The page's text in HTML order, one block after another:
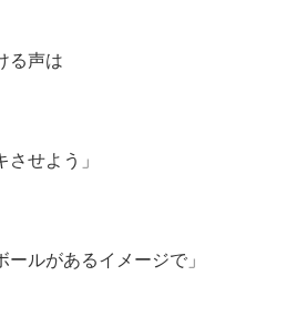
る声は
させよう」
ールがあるイメージで」